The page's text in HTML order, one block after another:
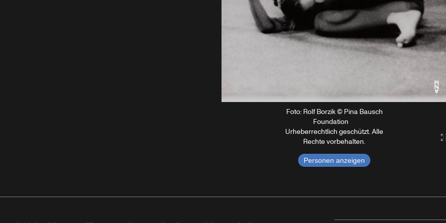
Foto: Rolf Borzik © Pina Bausch
Foundation
Urheberrechtlich geschützt. Alle
Rechte vorbehalten.
Personen anzeigen